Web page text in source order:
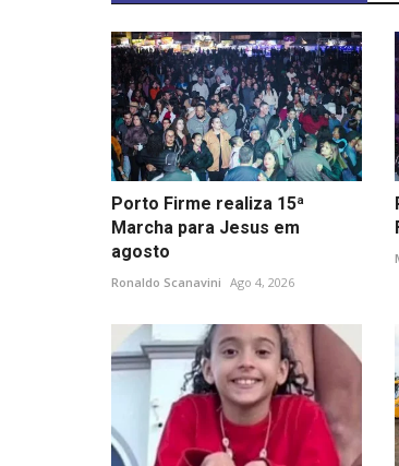
Porto Firme realiza 15ª
Marcha para Jesus em
agosto
Ronaldo Scanavini Ago 4, 2026